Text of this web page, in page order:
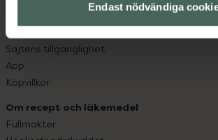
Endast nödvändiga
Leverans, betalning och retur
Kundklubb
Sajtens tillgänglighet
App
Köpvillkor
Om recept och läkemedel
Fullmakter